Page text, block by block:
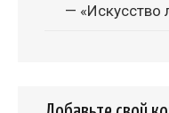
— «Искусство